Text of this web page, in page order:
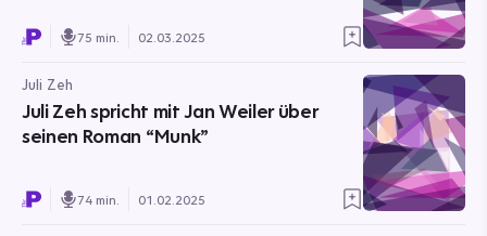
75 min. 02.03.2025
Juli Zeh
Juli Zeh spricht mit Jan Weiler über
seinen Roman “Munk”
74 min. 01.02.2025